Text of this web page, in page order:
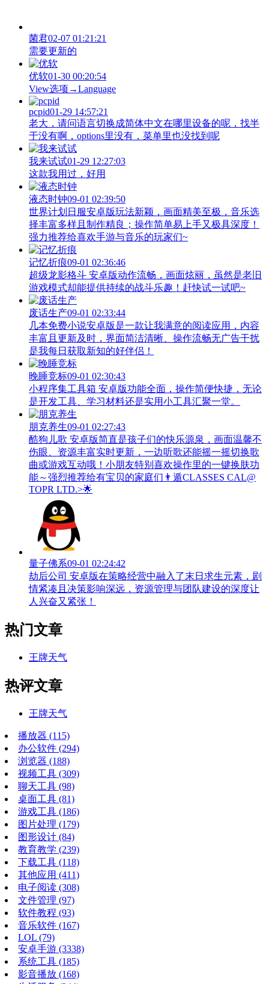
菌君02-07 01:21:21
需要更新的
优软01-30 00:20:54
View‌选项→Language
pcpid01-29 14:57:21
老大，请问语言切换成简体中文在哪里设备的呢，找半
于没有啊，options里没有，菜单里也没找到呢
我来试试01-29 12:27:03
这款我用过，好用
液态时钟09-01 02:39:50
世界计划日服安卓版玩法新颖，画面精美至极，音乐选
择丰富多样且制作精良；操作简单易上手又极具深度！
强力推荐给喜欢手游与音乐的玩家们~
记忆折痕09-01 02:36:46
超级龙影格斗 安卓版动作流畅，画面炫丽，虽然是老旧
游戏模式却能提供持续的战斗乐趣！赶快试一试吧~
废话生产09-01 02:33:44
几本免费小说安卓版是一款让我满意的阅读应用，内容
丰富且更新及时，界面简洁清晰、操作流畅无广告干扰
是我每日获取新知的好伴侣！
晚睡竞标09-01 02:30:43
小程序集工具箱 安卓版功能全面，操作简便快捷，无论
是开发工具、学习材料还是实用小工具汇聚一堂。
朋克养生09-01 02:27:43
酷狗儿歌 安卓版简直是孩子们的快乐源泉，画面温馨不
伤眼、资源丰富实时更新，一边听歌还能摇一摇切换歌
曲或游戏互动哦！小朋友特别喜欢操作里的一键换肤功
能～强烈推荐给有宝贝的家庭们👨‍遁️CLASSES CAL@
TOPR LTD.>🌟
量子佛系09-01 02:24:42
劫后公司 安卓版在策略经营中融入了末日求生元素，剧
情紧凑且决策影响深远，资源管理与团队建设的深度让
人兴奋又紧张！
热门文章
王牌天气
热评文章
王牌天气
播放器 (115)
办公软件 (294)
浏览器 (188)
视频工具 (309)
聊天工具 (98)
桌面工具 (81)
游戏工具 (186)
图片处理 (179)
图形设计 (84)
教育教学 (239)
下载工具 (118)
其他应用 (411)
电子阅读 (308)
文件管理 (97)
软件教程 (93)
音乐软件 (167)
LOL (79)
安卓手游 (3338)
系统工具 (185)
影音播放 (168)